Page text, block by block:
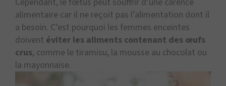
alimentaire car il ne reçoit pas l’alimentation dont il
a besoin. C’est pourquoi les femmes enceintes
doivent éviter les aliments contenant des œufs
crus, comme le tiramisu, la mousse au chocolat ou
la mayonnaise.